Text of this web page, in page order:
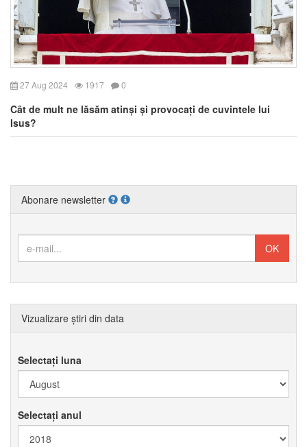
27 Aug 2024 1917 0
Cât de mult ne lăsăm atinși și provocați de cuvintele lui
Isus?
Abonare newsletter
Vizualizare știri din data
Selectați luna
Selectați anul